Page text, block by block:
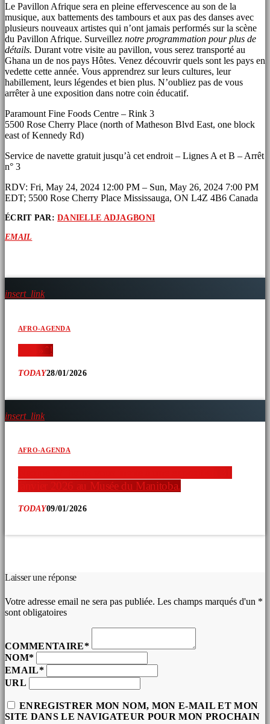
Le Pavillon Afrique sera en pleine effervescence au son de la
musique, aux battements des tambours et aux pas des danses avec
plusieurs nouveaux artistes qui n’ont jamais performés sur la scène
du Pavillon Afrique. Surveillez notre programmation pour plus de
détails. Durant votre visite au pavillon, vous serez transporté au
Ghana un de nos pays Hôtes. Venez découvrir quels sont les pays en
vedette cette année. Vous apprendrez sur leurs cultures, leur
habillement, leurs légendes et bien plus. N’oubliez pas de vous
arrêter à une exposition dans notre coin éducatif.
Paramount Fine Foods Centre – Rink 3
5500 Rose Cherry Place (north of Matheson Blvd East, one block
east of Kennedy Rd)
Service de navette gratuit jusqu’à cet endroit – Lignes A et B – Arrêt
n° 3
RDV: Fri, May 24, 2024 12:00 PM – Sun, May 26, 2024 7:00 PM
EDT; 5500 Rose Cherry Place Mississauga, ON L4Z 4B6 Canada
ÉCRIT PAR:DANIELLE ADJAGBONI
EMAIL
insert_link
AFRO-AGENDA
‘ » » ̂ !
TODAY28/01/2026
insert_link
AFRO-AGENDA
janvier 2026 au Musée du Manitoba.
TODAY09/01/2026
Laisser une réponse
Votre adresse email ne sera pas publiée. Les champs marqués d'un *
sont obligatoires
COMMENTAIRE*
NOM*
EMAIL*
URL
ENREGISTRER MON NOM, MON E-MAIL ET MON
SITE DANS LE NAVIGATEUR POUR MON PROCHAIN